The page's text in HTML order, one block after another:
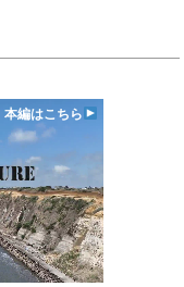
本編はこちら